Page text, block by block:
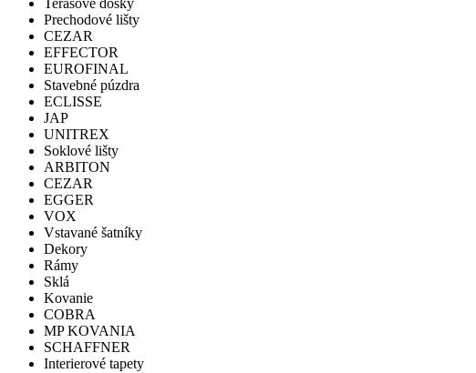
Terasové dosky
Prechodové lišty
CEZAR
EFFECTOR
EUROFINAL
Stavebné púzdra
ECLISSE
JAP
UNITREX
Soklové lišty
ARBITON
CEZAR
EGGER
VOX
Vstavané šatníky
Dekory
Rámy
Sklá
Kovanie
COBRA
MP KOVANIA
SCHAFFNER
Interierové tapety